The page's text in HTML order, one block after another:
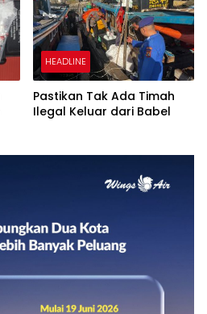
HEADLINE
Pastikan Tak Ada Timah
Ilegal Keluar dari Babel